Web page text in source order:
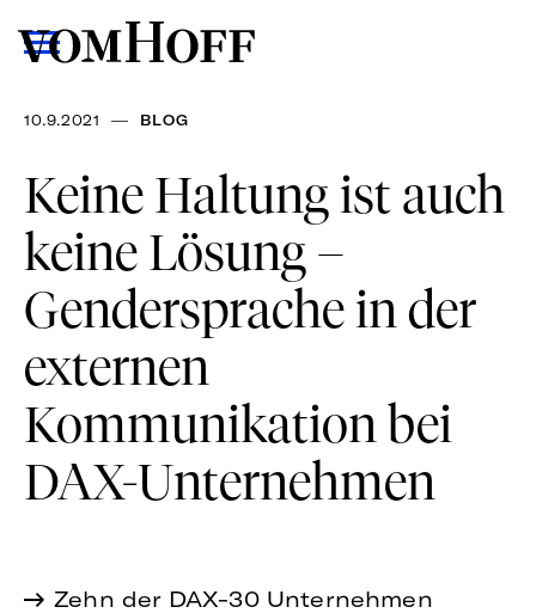
10.9.2021 — BLOG
Keine Haltung ist auch
keine Lösung –
Gendersprache in der
externen
Kommunikation bei
DAX-Unternehmen
Zehn der DAX-30 Unternehmen